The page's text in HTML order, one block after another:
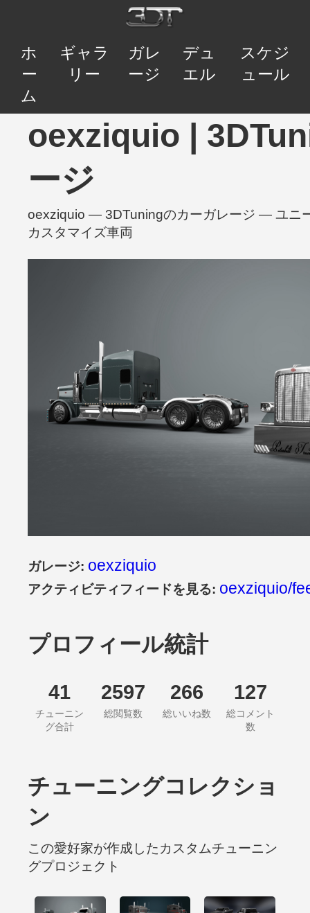
ホ
ー
ム
ギャラ
リー
ガレ
ージ
デュ
エル
スケジ
ュール
oexziquio |
ージ
oexziquio — 3DTuningのカーガレージ — ユニ
カスタマイズ車両
ガレージ: oexziquio
アクティビティフィードを見る: oexziquio/
プロフィール統計
41
チューニン
グ合計
2597
総閲覧数
266
総いいね数
127
総コメント
数
チューニングコレクショ
ン
この愛好家が作成したカスタムチューニン
グプロジェクト